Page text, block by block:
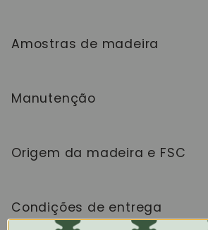
Amostras de madeira
coleção NordicStory, clique
Manutenção
apreciado pelo seu caráter autêntico
beleza que evolui com o tempo.
a seguir. Evite produtos abrasivos ou
agressivos. Limpe imediatamente
Origem da madeira e FSC
elevados padrões de qualidade e
etapa do processo.
Condições de entrega